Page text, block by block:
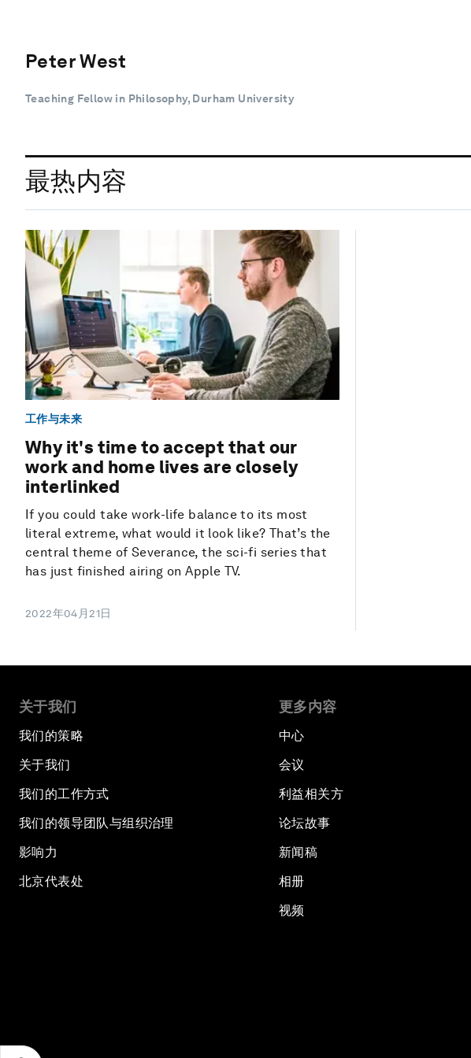
Peter West
Teaching Fellow in Philosophy, Durham University
最热内容
工作与未来
Why it's time to accept that our
work and home lives are closely
interlinked
If you could take work-life balance to its most
literal extreme, what would it look like? That’s the
central theme of Severance, the sci-fi series that
has just finished airing on Apple TV.
2022年04月21日
关于我们
我们的策略
关于我们
我们的工作方式
我们的领导团队与组织治理
影响力
北京代表处
更多内容
中心
会议
利益相关方
论坛故事
新闻稿
相册
视频